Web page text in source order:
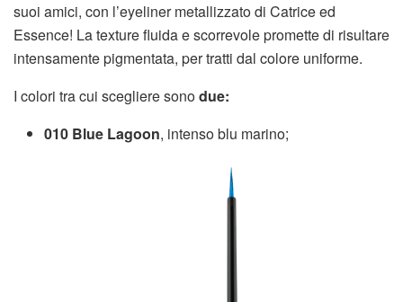
suoi amici, con l’eyeliner metallizzato di Catrice ed
Essence! La texture fluida e scorrevole promette di risultare
intensamente pigmentata, per tratti dal colore uniforme.
I colori tra cui scegliere sonodue:
010 Blue Lagoon, intenso blu marino;